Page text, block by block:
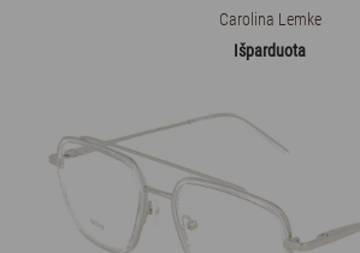
Carolina Lemke
Išparduota